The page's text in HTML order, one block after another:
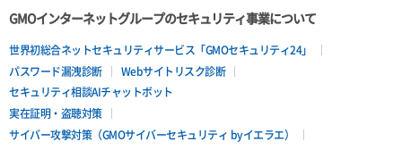
ポートデタッチ
ボリュームアタッチ
ボリュームデタッチ
GMOインターネットグループのセキュリティ事業について
世界初総合ネットセキュリティサービス「GMOセキュリティ24」
パスワード漏洩診断
Webサイトリスク診断
セキュリティ相談AIチャットボット
実在証明・盗聴対策
サイバー攻撃対策（GMOサイバーセキュリティ byイエラエ）